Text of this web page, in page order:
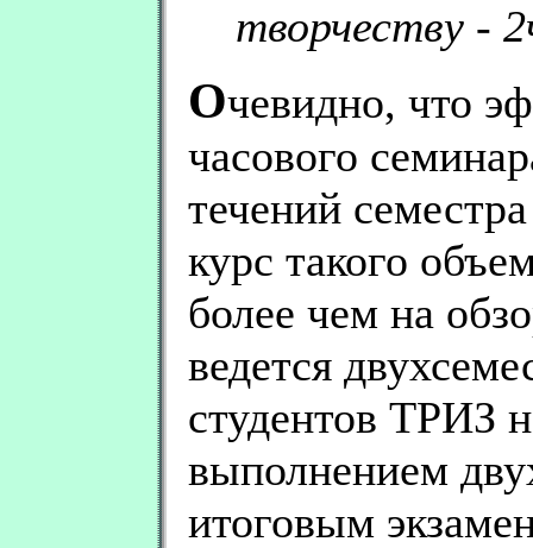
творчеству -
Очевидно, что
часового
течений
курс такого
более чем на
ведется
студентов ТРИЗ
выполнением
итоговым